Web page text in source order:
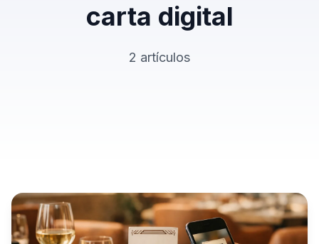
carta digital
2 artículos